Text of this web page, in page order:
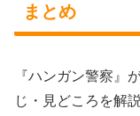
まとめ
『ハンガン警察』
じ・見どころを解